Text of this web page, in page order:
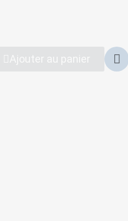
Ajouter au panier